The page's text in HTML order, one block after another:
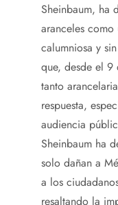
Sheinbaum, ha
aranceles
calumniosa y
que, desde el 9
tanto
respuesta,
audiencia
Sheinbaum ha
solo dañan a
a los
resaltando la